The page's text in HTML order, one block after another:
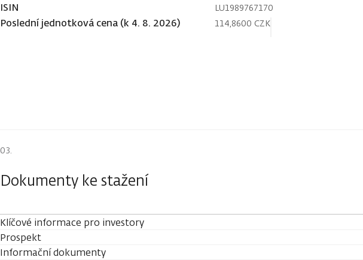
ISIN LU1989767170
Poslední jednotková cena (k 4. 8. 2026) 114,8600 CZK
Dokumenty ke stažení
Klíčové informace pro investory
Prospekt
Informační dokumenty